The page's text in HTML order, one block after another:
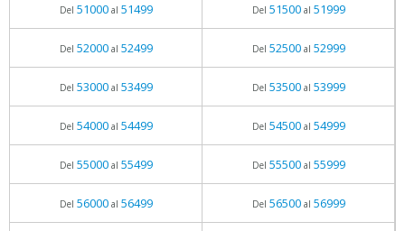
Del 51000al 51499 Del 51500al 51999
Del 52000al 52499 Del 52500al 52999
Del 53000al 53499 Del 53500al 53999
Del 54000al 54499 Del 54500al 54999
Del 55000al 55499 Del 55500al 55999
Del 56000al 56499 Del 56500al 56999